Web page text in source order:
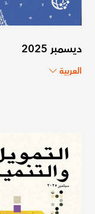
ديسمبر 2025
العربية